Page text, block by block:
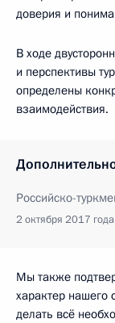
доверия и
В ходе
и перспективы
определены
взаимодействия.
Российско-
2 октября 2017 года
Мы также
характер нашего
делать всё